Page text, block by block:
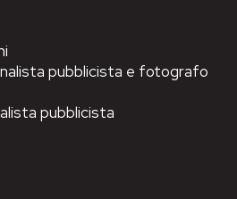
pubblicista e fotografo
pubblicista